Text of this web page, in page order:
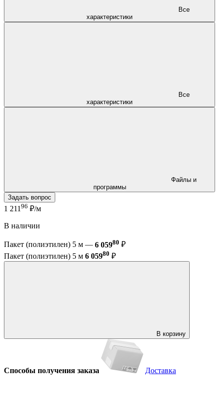
характеристики
характеристики
программы
Задать вопрос
1 211 96 ₽/м
В наличии
Пакет (полиэтилен) 5 м — 6 05980 ₽
Пакет (полиэтилен) 5 м 6 05980 ₽
В корзину
Способы получения заказа Доставка